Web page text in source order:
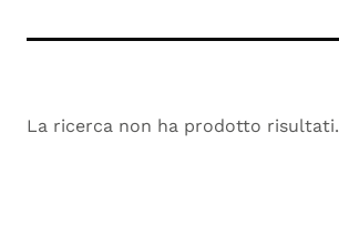
La ricerca non ha prodotto risultati.